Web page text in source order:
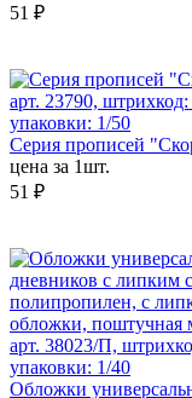
51 ₽
арт. 23790,
упаковки: 1/50
Серия прописей
цена за 1шт.
51 ₽
арт. 38023/П,
упаковки: 1/40
Обложки